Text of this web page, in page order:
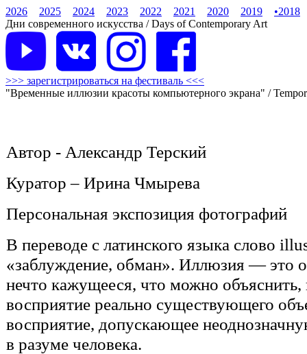
2026 2025 2024 2023 2022 2021 2020 2019 •2018
Дни современного искусства / Days of Contemporary Art
>>> зарегистрироваться на фестиваль <<<
"Временные иллюзии красоты компьютерного экрана" /
Автор - Александр Терский
Куратор – Ирина Чмырева
Персональная экспозиция фотографий
В переводе с латинского языка слово
«заблуждение, обман». Иллюзия — это
нечто кажущееся, что можно объяснить,
восприятие реально существующего
восприятие, допускающее
в разуме человека.